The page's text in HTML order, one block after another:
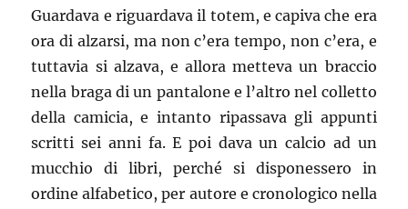
Guardava e riguardava il totem, e capiva che era
ora di alzarsi, ma non c’era tempo, non c’era, e
tuttavia si alzava, e allora metteva un braccio
nella braga di un pantalone e l’altro nel colletto
della camicia, e intanto ripassava gli appunti
scritti sei anni fa. E poi dava un calcio ad un
mucchio di libri, perché si disponessero in
ordine alfabetico, per autore e cronologico nella